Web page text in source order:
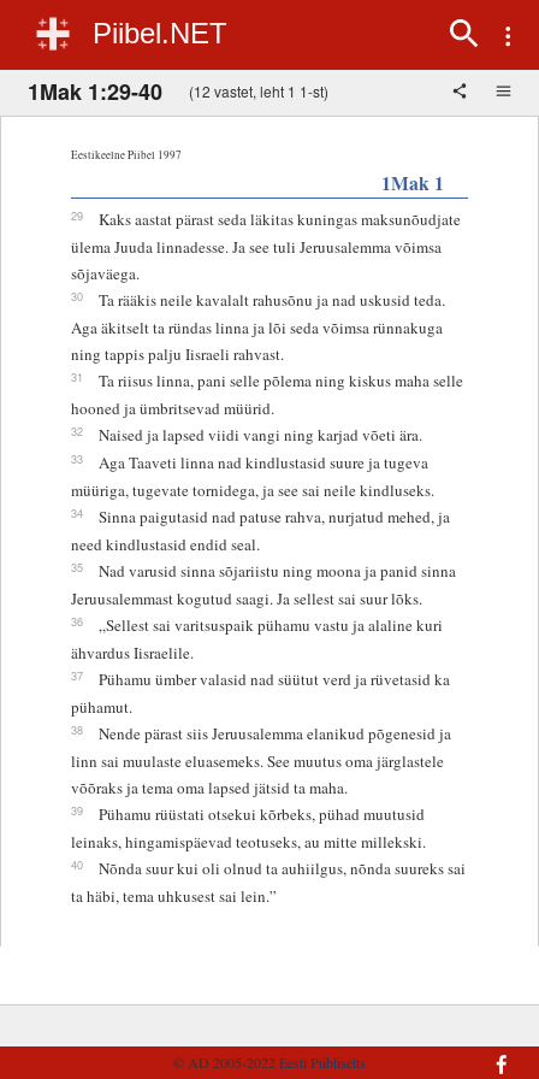
Piibel.NET
1Mak 1:29-40 (12 vastet, leht 1 1-st)
Eestikeelne Piibel 1997
1Mak 1
29
Kaks aastat pärast seda läkitas kuningas maksunõudjate
ülema Juuda linnadesse. Ja see tuli Jeruusalemma võimsa
sõjaväega.
30
Ta rääkis neile kavalalt rahusõnu ja nad uskusid teda.
Aga äkitselt ta ründas linna ja lõi seda võimsa rünnakuga
ning tappis palju Iisraeli rahvast.
31
Ta riisus linna, pani selle põlema ning kiskus maha selle
hooned ja ümbritsevad müürid.
32 Naised ja lapsed viidi vangi ning karjad võeti ära.
33
Aga Taaveti linna nad kindlustasid suure ja tugeva
müüriga, tugevate tornidega, ja see sai neile kindluseks.
34
Sinna paigutasid nad patuse rahva, nurjatud mehed, ja
need kindlustasid endid seal.
35
Nad varusid sinna sõjariistu ning moona ja panid sinna
Jeruusalemmast kogutud saagi. Ja sellest sai suur lõks.
36
„Sellest sai varitsuspaik pühamu vastu ja alaline kuri
ähvardus Iisraelile.
37
Pühamu ümber valasid nad süütut verd ja rüvetasid ka
pühamut.
38
Nende pärast siis Jeruusalemma elanikud põgenesid ja
linn sai muulaste eluasemeks. See muutus oma järglastele
võõraks ja tema oma lapsed jätsid ta maha.
39
Pühamu rüüstati otsekui kõrbeks, pühad muutusid
leinaks, hingamispäevad teotuseks, au mitte millekski.
40
Nõnda suur kui oli olnud ta auhiilgus, nõnda suureks sai
ta häbi, tema uhkusest sai lein.”
© AD 2005-2022Eesti Piibliselts